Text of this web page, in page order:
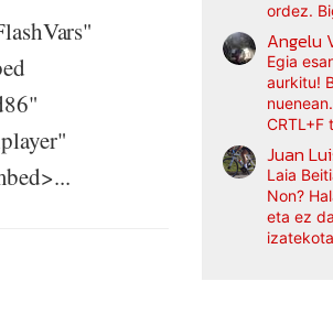
ordez.
Angelu
Egia
aurkitu!
CRTL+F
Juan
Laia
Non?
eta ez